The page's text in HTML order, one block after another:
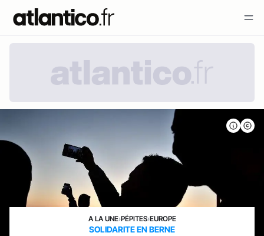
A LA UNE›PÉPITES›EUROPE
SOLIDARITE EN BERNE